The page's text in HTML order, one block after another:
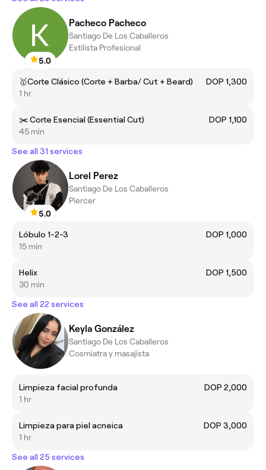
5.0
Pacheco Pacheco
Santiago De Los Caballeros
Estilista Profesional
🥇Corte Clásico (Corte + Barba/ Cut + Beard)
DOP 1,300
1 hr
✂️ Corte Esencial (Essential Cut)
DOP 1,100
45 min
See all 31 services
5.0
Lorel Perez
Santiago De Los Caballeros
Piercer
Lóbulo 1-2-3
DOP 1,000
15 min
Helix
DOP 1,500
30 min
See all 22 services
Keyla González
Santiago De Los Caballeros
Cosmiatra y masajista
Limpieza facial profunda
DOP 2,000
1 hr
Limpieza para piel acneica
DOP 3,000
1 hr
See all 25 services